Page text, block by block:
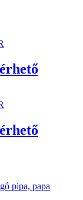
pipa, papa